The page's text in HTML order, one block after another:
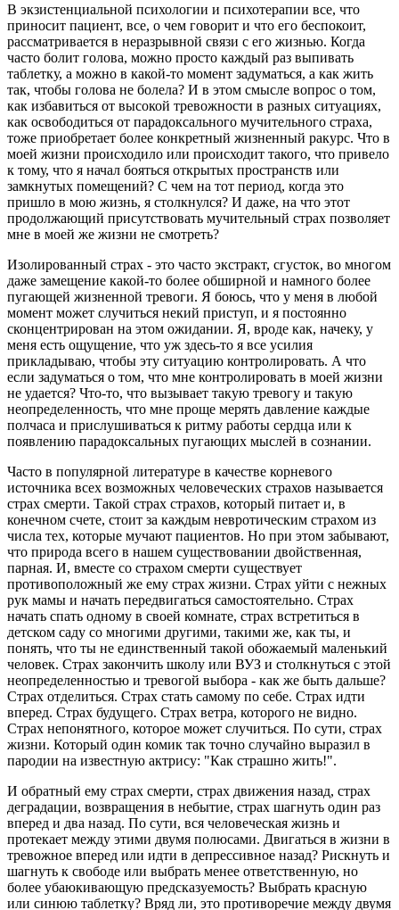
В экзистенциальной психологии и психотерапии все, что
приносит пациент, все, о чем говорит и что его беспокоит,
рассматривается в неразрывной связи с его жизнью. Когда
часто болит голова, можно просто каждый раз выпивать
таблетку, а можно в какой-то момент задуматься, а как жить
так, чтобы голова не болела? И в этом смысле вопрос о том,
как избавиться от высокой тревожности в разных ситуациях,
как освободиться от парадоксального мучительного страха,
тоже приобретает более конкретный жизненный ракурс. Что в
моей жизни происходило или происходит такого, что привело
к тому, что я начал бояться открытых пространств или
замкнутых помещений? С чем на тот период, когда это
пришло в мою жизнь, я столкнулся? И даже, на что этот
продолжающий присутствовать мучительный страх позволяет
мне в моей же жизни не смотреть?
Изолированный страх - это часто экстракт, сгусток, во многом
даже замещение какой-то более обширной и намного более
пугающей жизненной тревоги. Я боюсь, что у меня в любой
момент может случиться некий приступ, и я постоянно
сконцентрирован на этом ожидании. Я, вроде как, начеку, у
меня есть ощущение, что уж здесь-то я все усилия
прикладываю, чтобы эту ситуацию контролировать. А что
если задуматься о том, что мне контролировать в моей жизни
не удается? Что-то, что вызывает такую тревогу и такую
неопределенность, что мне проще мерять давление каждые
полчаса и прислушиваться к ритму работы сердца или к
появлению парадоксальных пугающих мыслей в сознании.
Часто в популярной литературе в качестве корневого
источника всех возможных человеческих страхов называется
страх смерти. Такой страх страхов, который питает и, в
конечном счете, стоит за каждым невротическим страхом из
числа тех, которые мучают пациентов. Но при этом забывают,
что природа всего в нашем существовании двойственная,
парная. И, вместе со страхом смерти существует
противоположный же ему страх жизни. Страх уйти с нежных
рук мамы и начать передвигаться самостоятельно. Страх
начать спать одному в своей комнате, страх встретиться в
детском саду со многими другими, такими же, как ты, и
понять, что ты не единственный такой обожаемый маленький
человек. Страх закончить школу или ВУЗ и столкнуться с этой
неопределенностью и тревогой выбора - как же быть дальше?
Страх отделиться. Страх стать самому по себе. Страх идти
вперед. Страх будущего. Страх ветра, которого не видно.
Страх непонятного, которое может случиться. По сути, страх
жизни. Который один комик так точно случайно выразил в
пародии на известную актрису: "Как страшно жить!".
И обратный ему страх смерти, страх движения назад, страх
деградации, возвращения в небытие, страх шагнуть один раз
вперед и два назад. По сути, вся человеческая жизнь и
протекает между этими двумя полюсами. Двигаться в жизни в
тревожное вперед или идти в депрессивное назад? Рискнуть и
шагнуть к свободе или выбрать менее ответственную, но
более убаюкивающую предсказуемость? Выбрать красную
или синюю таблетку? Вряд ли, это противоречие между двумя